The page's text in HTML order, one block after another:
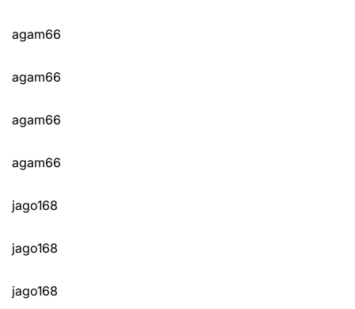
agam66
agam66
agam66
agam66
jago168
jago168
jago168